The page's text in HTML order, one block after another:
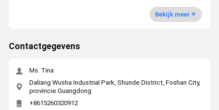
Bekijk meer
Contactgegevens
Ms. Tina
Daliang Wusha Industrial Park, Shunde District, Foshan City,
provincie Guangdong
+8615260320912